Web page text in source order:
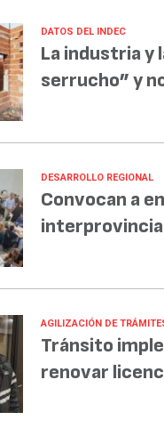
DATOS DEL INDEC
La industria y
serrucho” y
DESARROLLO REGIONAL
Convocan a
AGILIZACIÓN DE
Tránsito
renovar